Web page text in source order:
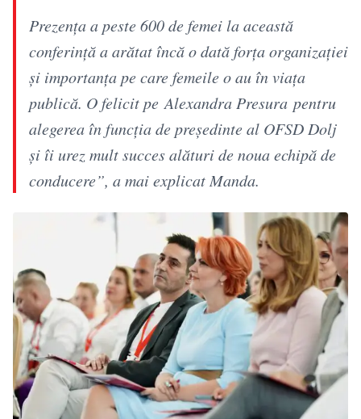
Prezența a peste 600 de femei la această
conferință a arătat încă o dată forța organizației
și importanța pe care femeile o au în viața
publică. O felicit pe Alexandra Presura pentru
alegerea în funcția de președinte al OFSD Dolj
și îi urez mult succes alături de noua echipă de
conducere”, a mai explicat Manda.